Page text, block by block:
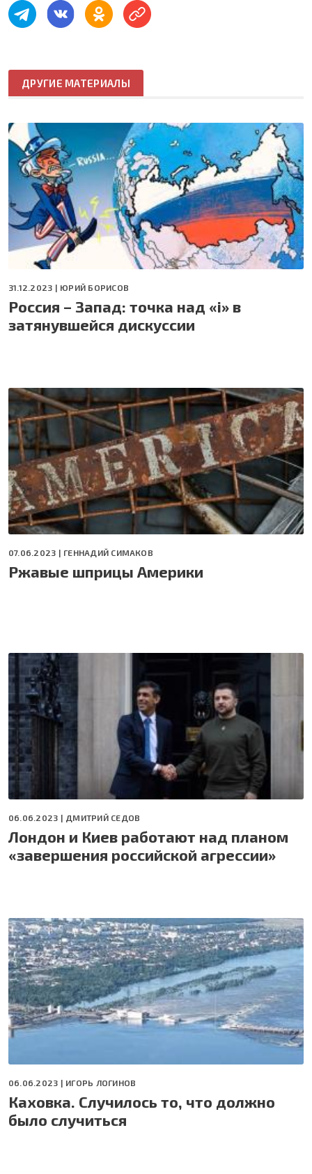
ДРУГИЕ МАТЕРИАЛЫ
31.12.2023 | ЮРИЙ БОРИСОВ
Россия – Запад: точка над «i» в
затянувшейся дискуссии
07.06.2023 | ГЕННАДИЙ СИМАКОВ
Ржавые шприцы Америки
06.06.2023 | ДМИТРИЙ СЕДОВ
Лондон и Киев работают над планом
«завершения российской агрессии»
06.06.2023 | ИГОРЬ ЛОГИНОВ
Каховка. Случилось то, что должно
было случиться